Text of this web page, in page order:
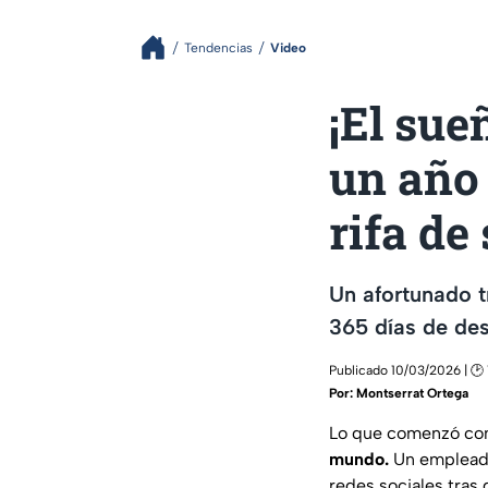
Tendencias Video
¡El
un
rifa de
Un afortunado
365 días de
Publicado 10/03/2026 | 🕑
Por: Montserrat Ortega
Lo que comenzó
mundo. Un